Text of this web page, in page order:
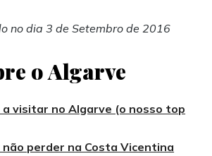
no dia 3 de Setembro de 2016
o Algarve
a visitar no Algarve (o nosso top
não perder na Costa Vicentina